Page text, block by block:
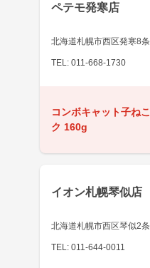
ペテモ発寒店
北海道札幌市西区発寒8
TEL: 011-668-1730
コンボキャット子ね
ク 160g
イオン札幌琴似店
北海道札幌市西区琴似2
TEL: 011-644-0011